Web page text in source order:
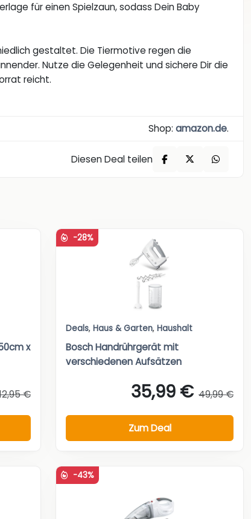
für einen Spielzaun, sodass Dein Baby
gestaltet. Die Tiermotive regen die
Nutze die Gelegenheit und sichere Dir die
reicht.
Shop: amazon.de.
Diesen Deal teilen
x
€
-28%
Deals, Haus & Garten, Haushalt
Bosch Handrührgerät mit
verschiedenen Aufsätzen
35,99 € 49,99 €
Zum Deal
-43%